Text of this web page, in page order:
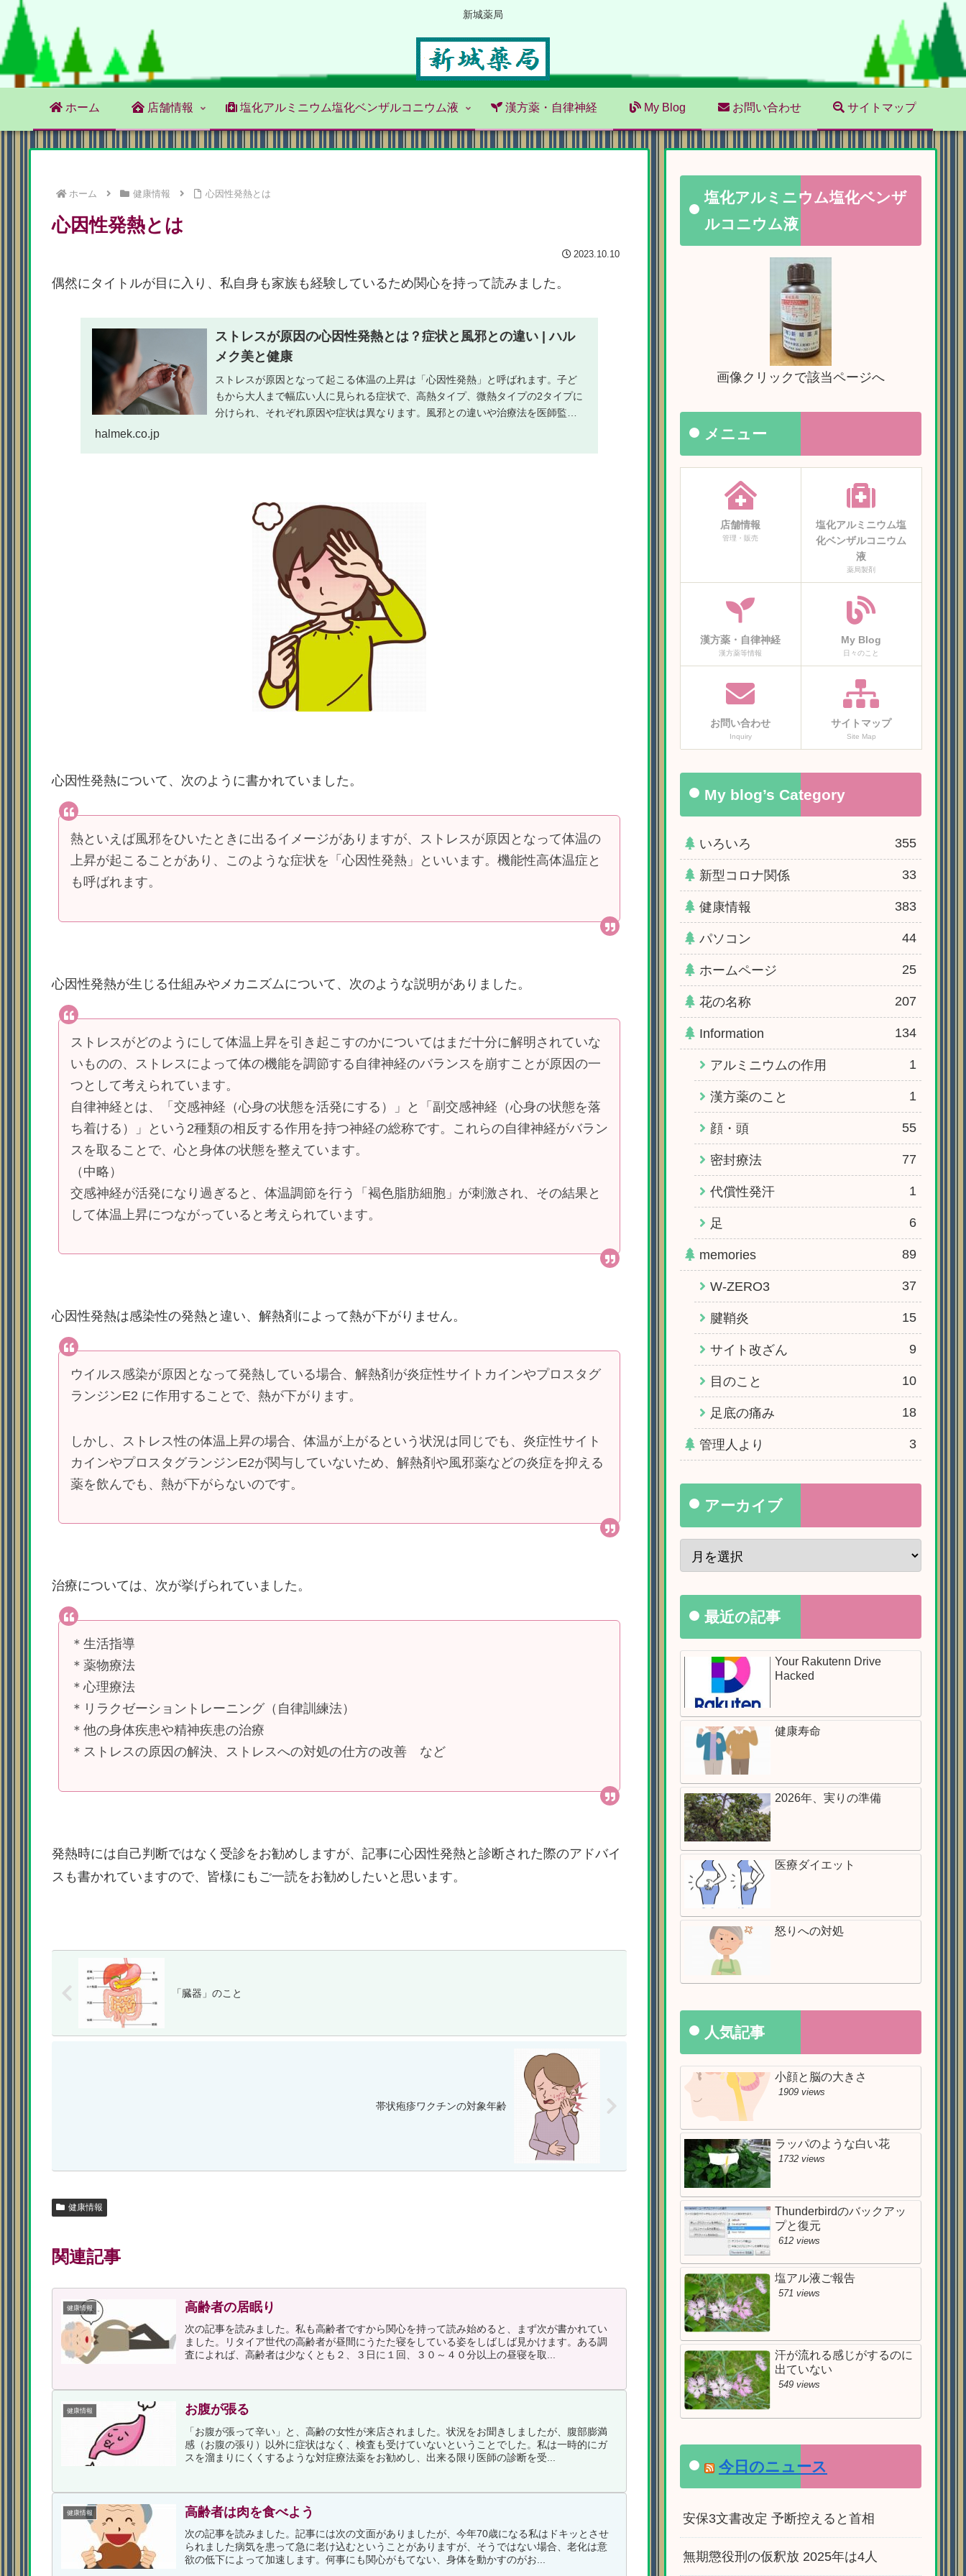
新城薬局
ホーム 店舗情報 塩化アルミニウム塩化ベンザルコニウム液 漢方薬・自律神経 My Blog お問い合わせ サイトマップ
ホーム 健康情報 心因性発熱とは
心因性発熱とは
2023.10.10
偶然にタイトルが目に入り、私自身も家族も経験しているため関心を持って読みました。
ストレスが原因の心因性発熱とは？症状と風邪との違い | ハル
メク美と健康
ストレスが原因となって起こる体温の上昇は「心因性発熱」と呼ばれます。子ど
もから大人まで幅広い人に見られる症状で、高熱タイプ、微熱タイプの2タイプに
分けられ、それぞれ原因や症状は異なります。風邪との違いや治療法を医師監修
halmek.co.jp
心因性発熱について、次のように書かれていました。
熱といえば風邪をひいたときに出るイメージがありますが、ストレスが原因となって体温の
上昇が起こることがあり、このような症状を「心因性発熱」といいます。機能性高体温症と
も呼ばれます。
心因性発熱が生じる仕組みやメカニズムについて、次のような説明がありました。
ストレスがどのようにして体温上昇を引き起こすのかについてはまだ十分に解明されていな
いものの、ストレスによって体の機能を調節する自律神経のバランスを崩すことが原因の一
つとして考えられています。
自律神経とは、「交感神経（心身の状態を活発にする）」と「副交感神経（心身の状態を落
ち着ける）」という2種類の相反する作用を持つ神経の総称です。これらの自律神経がバラン
スを取ることで、心と身体の状態を整えています。
（中略）
交感神経が活発になり過ぎると、体温調節を行う「褐色脂肪細胞」が刺激され、その結果と
して体温上昇につながっていると考えられています。
心因性発熱は感染性の発熱と違い、解熱剤によって熱が下がりません。
ウイルス感染が原因となって発熱している場合、解熱剤が炎症性サイトカインやプロスタグ
ランジンE2 に作用することで、熱が下がります。
しかし、ストレス性の体温上昇の場合、体温が上がるという状況は同じでも、炎症性サイト
カインやプロスタグランジンE2が関与していないため、解熱剤や風邪薬などの炎症を抑える
薬を飲んでも、熱が下がらないのです。
治療については、次が挙げられていました。
＊生活指導
＊薬物療法
＊心理療法
＊リラクゼーショントレーニング（自律訓練法）
＊他の身体疾患や精神疾患の治療
＊ストレスの原因の解決、ストレスへの対処の仕方の改善 など
発熱時には自己判断ではなく受診をお勧めしますが、記事に心因性発熱と診断された際のアドバイ
スも書かれていますので、皆様にもご一読をお勧めしたいと思います。
「臓器」のこと
帯状疱疹ワクチンの対象年齢
健康情報
関連記事
健康情報 高齢者の居眠り
次の記事を読みました。私も高齢者ですから関心を持って読み始めると、まず次が書かれてい
ました。リタイア世代の高齢者が昼間にうたた寝をしている姿をしばしば見かけます。ある調
査によれば、高齢者は少なくとも２、３日に１回、３０～４０分以上の昼寝を取...
健康情報 お腹が張る
「お腹が張って辛い」と、高齢の女性が来店されました。状況をお聞きしましたが、腹部膨満
感（お腹の張り）以外に症状はなく、検査も受けていないということでした。私は一時的にガ
スを溜まりにくくするような対症療法薬をお勧めし、出来る限り医師の診断を受...
健康情報 高齢者は肉を食べよう
次の記事を読みました。記事には次の文面がありましたが、今年70歳になる私はドキッとさせ
られました病気を患って急に老け込むということがありますが、そうではない場合、老化は意
欲の低下によって加速します。何事にも関心がもてない、身体を動かすのがお...
塩化アルミニウム塩化ベンザ
ルコニウム液
画像クリックで該当ページへ
メニュー
店舗情報
管理・販売
塩化アルミニウム塩
化ベンザルコニウム
液
薬局製剤
漢方薬・自律神経
漢方薬等情報
My Blog
日々のこと
お問い合わせ
Inquiry
サイトマップ
Site Map
My blog’s Category
いろいろ 355
新型コロナ関係 33
健康情報 383
パソコン 44
ホームページ 25
花の名称 207
Information 134
アルミニウムの作用 1
漢方薬のこと 1
顔・頭 55
密封療法 77
代償性発汗 1
足 6
memories 89
W-ZERO3 37
腱鞘炎 15
サイト改ざん 9
目のこと 10
足底の痛み 18
管理人より 3
アーカイブ
最近の記事
Your Rakutenn Drive
Hacked
健康寿命
2026年、実りの準備
医療ダイエット
怒りへの対処
人気記事
小顔と脳の大きさ
1909 views
ラッパのような白い花
1732 views
Thunderbirdのバックアッ
プと復元
612 views
塩アル液ご報告
571 views
汗が流れる感じがするのに
出ていない
549 views
今日のニュース
安保3文書改定 予断控えると首相
無期懲役刑の仮釈放 2025年は4人